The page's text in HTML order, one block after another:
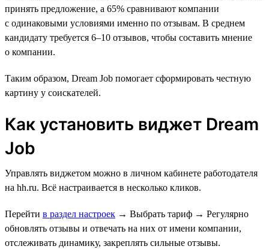
принять предложение, а 65% сравнивают компании
с одинаковыми условиями именно по отзывам. В среднем
кандидату требуется 6–10 отзывов, чтобы составить мнение
о компании.
Таким образом, Dream Job помогает сформировать честную
картину у соискателей.
Как установить виджет Dream
Job
Управлять виджетом можно в личном кабинете работодателя
на hh.ru. Всё настраивается в несколько кликов.
Перейти в раздел настроек → Выбрать тариф → Регулярно
обновлять отзывы и отвечать на них от имени компании,
отслеживать динамику, закреплять сильные отзывы.